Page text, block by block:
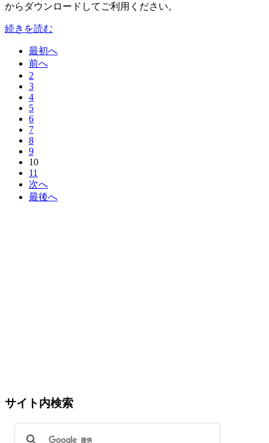
からダウンロードしてご利用ください。
続きを読む
最初へ
前へ
2
3
4
5
6
7
8
9
10
11
次へ
最後へ
サイト内検索